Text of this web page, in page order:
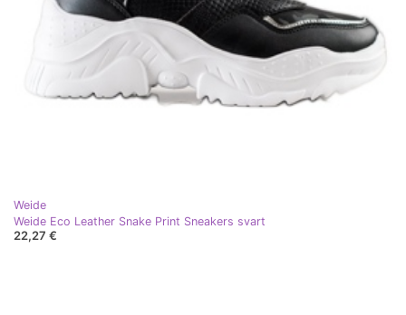
Weide
Weide Eco Leather Snake Print Sneakers svart
22,27 €